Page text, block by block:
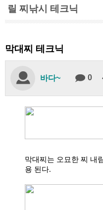
릴 찌낚시 테크닉
막대찌 테크닉
바다~ 0
막대찌는 오묘한 찌 내
용 된다.